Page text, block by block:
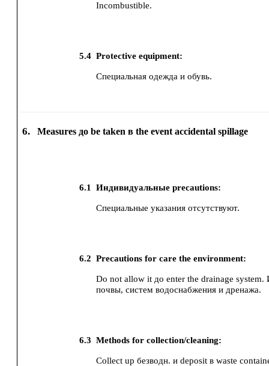
Incombustible.
5.4 Protective equipment:
Специальная одежда и обувь.
6. Measures до be taken в the event accidental spillage
6.1 Индивидуальные precautions:
Специальные указания отсутствуют.
6.2 Precautions for care the environment:
Do not allow it до enter the drainage system.
почвы, систем водоснабжения и дренажа.
6.3 Methods for collection/cleaning:
Collect up безводн. и deposit в waste